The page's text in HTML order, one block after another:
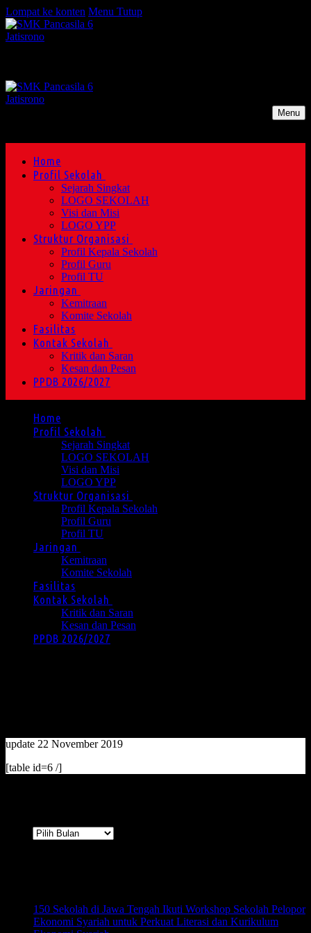
Lompat ke konten Menu Tutup
Menu
Home
Profil Sekolah
Sejarah Singkat
LOGO SEKOLAH
Visi dan Misi
LOGO YPP
Struktur Organisasi
Profil Kepala Sekolah
Profil Guru
Profil TU
Jaringan
Kemitraan
Komite Sekolah
Fasilitas
Kontak Sekolah
Kritik dan Saran
Kesan dan Pesan
PPDB 2026/2027
Home
Profil Sekolah
Sejarah Singkat
LOGO SEKOLAH
Visi dan Misi
LOGO YPP
Struktur Organisasi
Profil Kepala Sekolah
Profil Guru
Profil TU
Jaringan
Kemitraan
Komite Sekolah
Fasilitas
Kontak Sekolah
Kritik dan Saran
Kesan dan Pesan
PPDB 2026/2027
update 22 November 2019
[table id=6 /]
150 Sekolah di Jawa Tengah Ikuti Workshop Sekolah Pelopor
Ekonomi Syariah untuk Perkuat Literasi dan Kurikulum